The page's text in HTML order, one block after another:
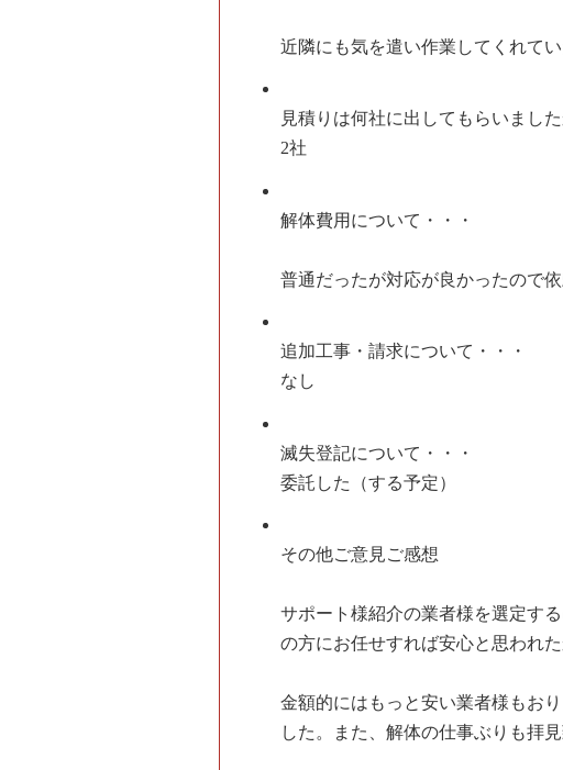
近隣にも気を遣い作業してくれてい
見積りは何社に出してもらいました
2社
解体費用について・・・
普通だったが対応が良かったので
追加工事・請求について・・・
なし
滅失登記について・・・
委託した（する予定）
その他ご意見ご感想
サポート様紹介の業者様を選定す
の方にお任せすれば安心と思われた
金額的にはもっと安い業者様もお
した。また、解体の仕事ぶりも拝